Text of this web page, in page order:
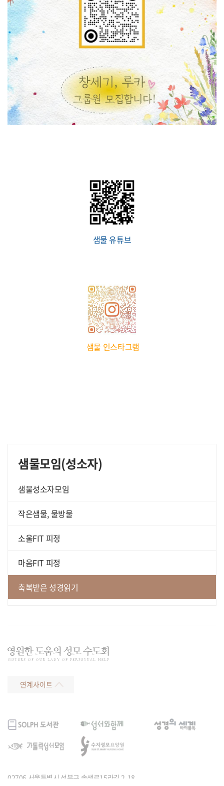
샘물 유튜브
샘물 인스타그램
샘물모임(성소자)
샘물성소자모임
작은샘물, 물방물
소울FIT 피정
마음FIT 피정
축복받은 성경읽기
연계사이트
02706 서울특별시 성북구 솔샘로15라길 2-18